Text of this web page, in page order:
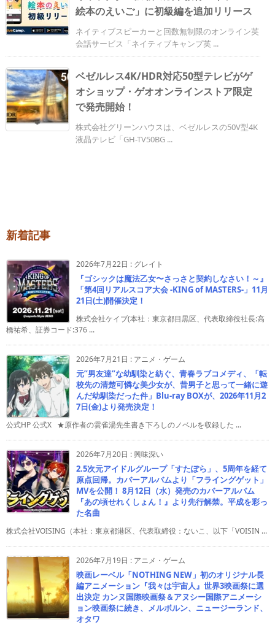
絵本のえいご」に初級編を追加リリース
ネイティブスピーカーと回数無制限のオンライン英
会話サービス「ネイティブキャンプ英 ...
ベゼルレス4K/HDR対応50型テレビがゲ
オショップ・ゲオオンラインストア限定
で発売開始！
株式会社グリーンハウスは、ベゼルレスの50V型4K
液晶テレビ「GH-TV50BG ...
新着記事
2026年7月22日 : グレイト
『ゴシックは魔法乙女〜さっさと契約しなさい！～』
「第4回リアルスコア大会 -KING of MASTERS-」11月
21日(土)開催決定！
株式会社ケイブ(本社：東京都目黒区、代表取締役社長:高
橋祐希、証券コード:376 ...
2026年7月21日 : アニメ・ゲーム
元”男友達”な幼馴染と紡ぐ、青春ラブコメディ、「転
校先の清楚可憐な美少女が、昔男子と思って一緒に遊
んだ幼馴染だった件」Blu-ray BOXが、2026年11月2
7日(金)より発売決定！
公式HP 公式X ★原作者の雲雀湯先生書き下ろしのノベルを収録した ...
2026年7月20日 :興味深い
2.5次元アイドルグループ「すたぽら」、5周年を経て
原点回帰。カバーアルバムより「フライングゲット」
MVを公開！ 8月12日（水）発売のカバーアルバム
『あの頃せれくしょん！』より先行解禁。平成を彩っ
た名曲
株式会社VOISING（本社：東京都港区、代表取締役：ないこ、以下「VOISIN ...
2026年7月19日 : アニメ・ゲーム
映画レーベル「NOTHING NEW」初のオリジナル長
編アニメーション『我々は宇宙人』世界3映画祭に選
出決定 カンヌ国際映画祭＆アヌシー国際アニメーシ
ョン映画祭に続き、メルボルン、ニュージーランド、
オタワ